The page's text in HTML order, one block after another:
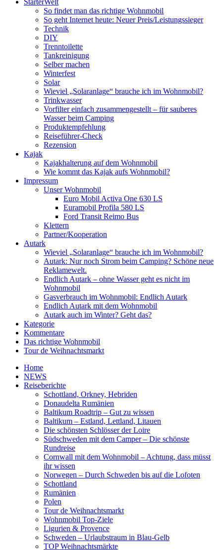
So findet man das richtige Wohnmobil
So geht Internet heute: Neuer Preis/Leistungssieger
Technik
DIY
Trenntoilette
Tankreinigung
Selber machen
Winterfest
Solar
Wieviel „Solaranlage“ brauche ich im Wohnmobil?
Trinkwasser
Vorfilter einfach zusammengestellt – für sauberes
Wasser beim Camping
Produktempfehlung
Reiseführer-Check
Rezension
Kajak
Kajakhalterung auf dem Wohnmobil
Wie kommt das Kajak aufs Wohnmobil?
Impressum
Unser Wohnmobil
Euro Mobil Activa One 630 LS
Euramobil Profila 580 LS
Ford Transit Reimo Bus
Klettern
Partner/Kooperation
Autark
Wieviel „Solaranlage“ brauche ich im Wohnmobil?
Autark: Nur noch Strom beim Camping? Schöne neue
Reklamewelt.
Endlich Autark – ohne Wasser geht es nicht im
Wohnmobil
Gasverbrauch im Wohnmobil: Endlich Autark
Endlich Autark mit dem Wohnmobil
Autark auch im Winter? Geht das?
Kategorie
Kommentare
Das richtige Wohnmobil
Tour de Weihnachtsmarkt
Home
NEWS
Reiseberichte
Schottland, Orkney, Hebriden
Donaudelta Rumänien
Baltikum Roadtrip – Gut zu wissen
Baltikum – Estland, Lettland, Litauen
Die schönsten Schlösser der Loire
Südschweden mit dem Camper – Die schönste
Rundreise
Cornwall mit dem Wohnmobil – Achtung, dass müsst
ihr wissen
Norwegen – Durch Schweden bis auf die Lofoten
Schottland
Rumänien
Polen
Tour de Weihnachtsmarkt
Wohnmobil Top-Ziele
Ligurien & Provence
Schweden – Urlaubstraum in Blau-Gelb
TOP Weihnachtsmärkte